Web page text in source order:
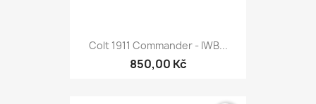
Colt 1911 Commander - IWB...
850,00 Kč